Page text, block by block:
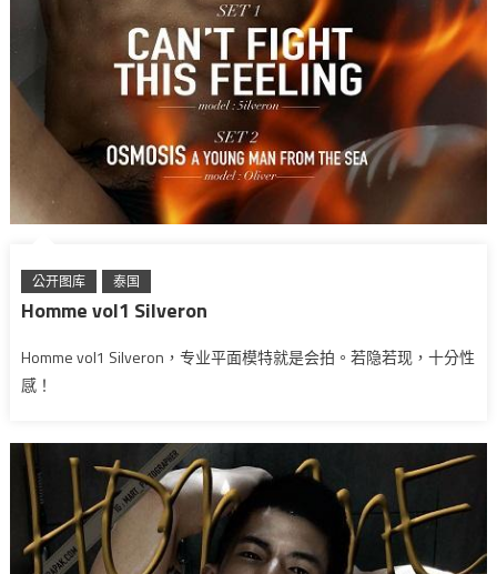
公开图库 泰国
Homme vol1 Silveron
Homme vol1 Silveron，专业平面模特就是会拍。若隐若现，十分性
感！